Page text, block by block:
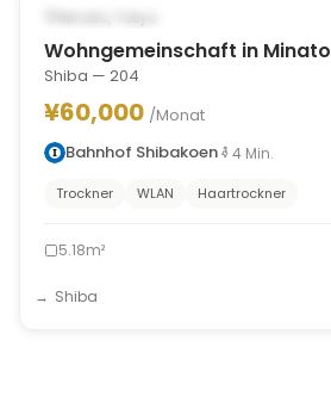
MÖGLICHERWEISE AB SEP 15, 2026
Minato, Tokyo
Wohngemeinschaft in Minato
Shiba — 204
¥60,000 /Monat
Bahnhof Shibakoen
4 Min.
Trockner WLAN Haartrockner
5.18m²
Shiba